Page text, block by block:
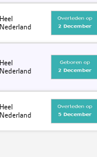
Heel
Nederland
Heel
Nederland
Heel
Nederland